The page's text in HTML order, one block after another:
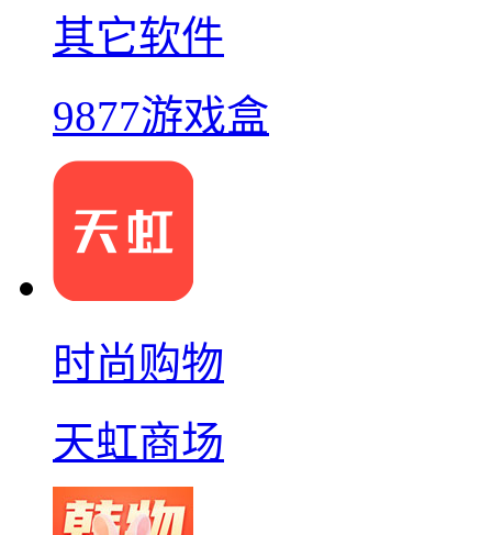
其它软件
9877游戏盒
时尚购物
天虹商场